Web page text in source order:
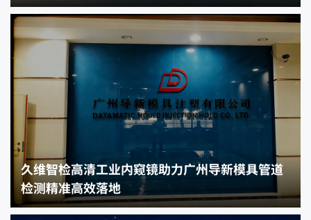
久维智检高清工业内窥镜助力广州导新模具管道
检测精准高效落地